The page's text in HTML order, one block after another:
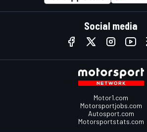
Social media
Motor1.com
Motorsportjobs.com
Autosport.com
Motorsportstats.com